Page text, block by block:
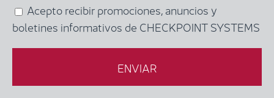
con
lo
dispuesto
los
Orio, 1 - Terrassa (Barcelona), o por correo electrónico a la siguiente
dirección: info-es@checkpt.com.
(Obligatorio)
Acepto recibir promociones, anuncios y
boletines informativos de CHECKPOINT SYSTEMS